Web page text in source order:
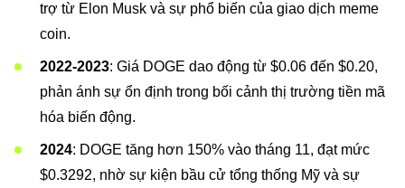
trợ từ Elon Musk và sự phổ biến của giao dịch meme
coin.
2022-2023: Giá DOGE dao động từ $0.06 đến $0.20,
phản ánh sự ổn định trong bối cảnh thị trường tiền mã
hóa biến động.
2024: DOGE tăng hơn 150% vào tháng 11, đạt mức
$0.3292, nhờ sự kiện bầu cử tổng thống Mỹ và sự